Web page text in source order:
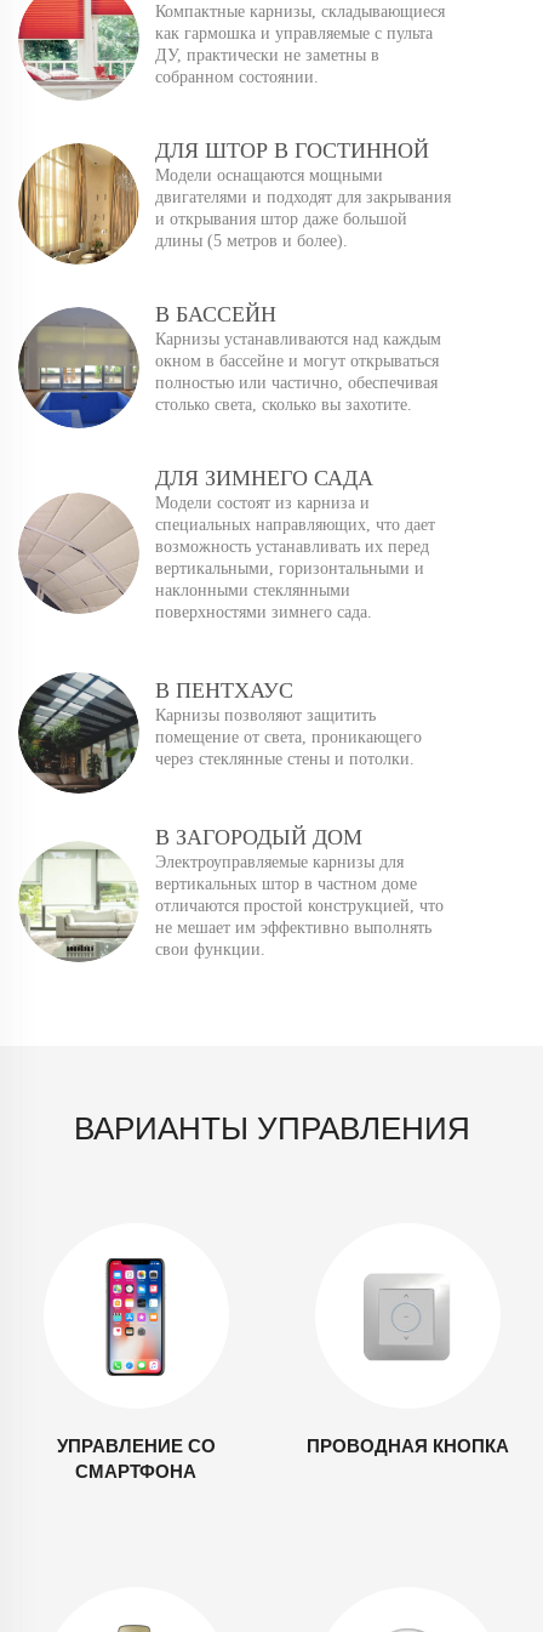
Компактные карнизы, складывающиеся
как гармошка и управляемые с пульта
ДУ, практически не заметны в
собранном состоянии.
ДЛЯ ШТОР В ГОСТИННОЙ
Модели оснащаются мощными
двигателями и подходят для закрывания
и открывания штор даже большой
длины (5 метров и более).
В БАССЕЙН
Карнизы устанавливаются над каждым
окном в бассейне и могут открываться
полностью или частично, обеспечивая
столько света, сколько вы захотите.
ДЛЯ ЗИМНЕГО САДА
Модели состоят из карниза и
специальных направляющих, что дает
возможность устанавливать их перед
вертикальными, горизонтальными и
наклонными стеклянными
поверхностями зимнего сада.
В ПЕНТХАУС
Карнизы позволяют защитить
помещение от света, проникающего
через стеклянные стены и потолки.
В ЗАГОРОДЫЙ ДОМ
Электроуправляемые карнизы для
вертикальных штор в частном доме
отличаются простой конструкцией, что
не мешает им эффективно выполнять
свои функции.
ВАРИАНТЫ УПРАВЛЕНИЯ
УПРАВЛЕНИЕ СО
СМАРТФОНА
ПРОВОДНАЯ КНОПКА